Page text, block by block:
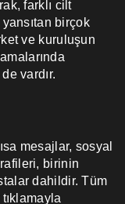
farklı cilt
birçok
ve kuruluşun
vardır.
mesajlar, sosyal
birinin
dahildir. Tüm